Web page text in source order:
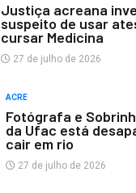
Justiça acreana
suspeito de usar
cursar Medicina
27 de julho de 2026
ACRE
Fotógrafa e
da Ufac está
cair em rio
27 de julho de 2026